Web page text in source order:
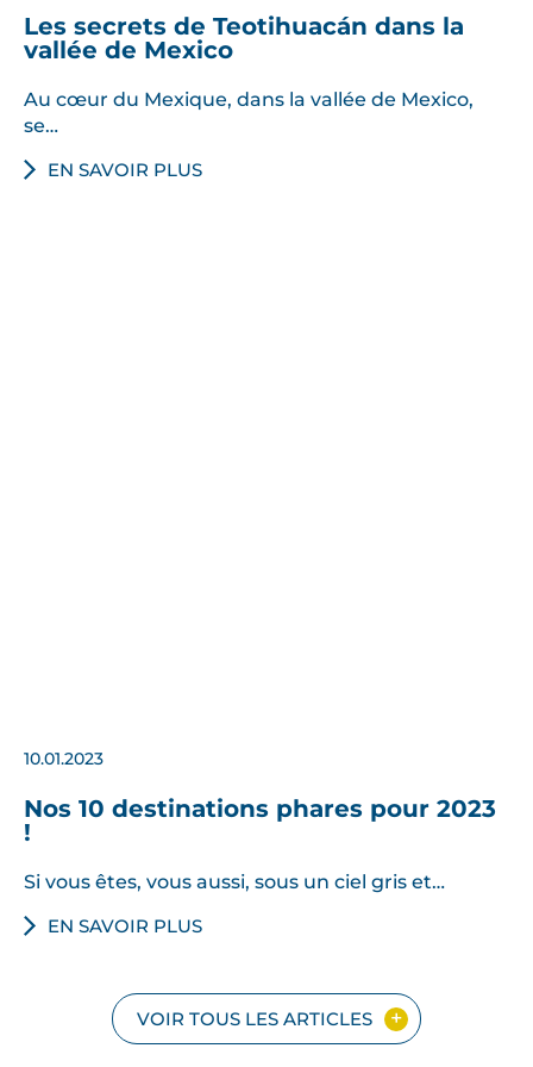
Les secrets de Teotihuacán dans la
vallée de Mexico
Au cœur du Mexique, dans la vallée de Mexico,
se…
EN SAVOIR PLUS
10.01.2023
Nos 10 destinations phares pour 2023
!
Si vous êtes, vous aussi, sous un ciel gris et…
EN SAVOIR PLUS
VOIR TOUS LES ARTICLES